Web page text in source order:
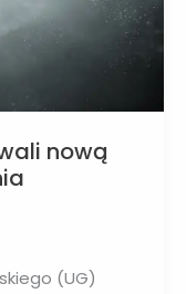
nową
(UG)